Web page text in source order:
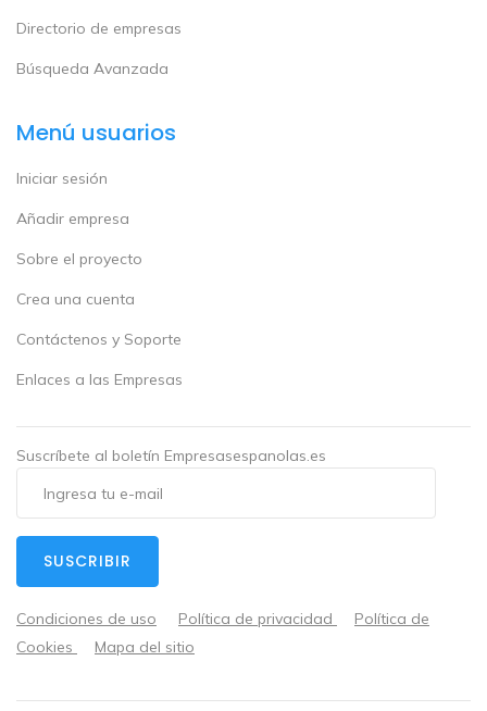
Directorio de empresas
Búsqueda Avanzada
Menú usuarios
Iniciar sesión
Añadir empresa
Sobre el proyecto
Crea una cuenta
Contáctenos y Soporte
Enlaces a las Empresas
Suscríbete al boletín Empresasespanolas.es
Condiciones de uso Política de privacidad
Política de
Cookies
Mapa del sitio
SUSCRIBIR